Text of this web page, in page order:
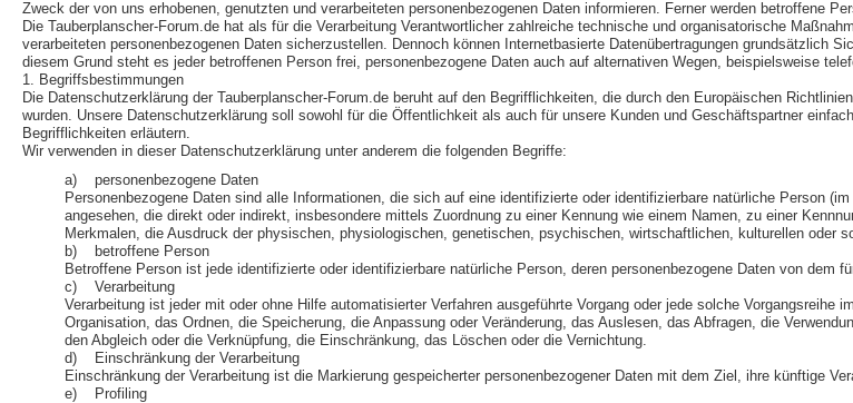
Zweck der von uns erhobenen, genutzten und verarbeiteten personenbezogenen Daten informieren. Ferner werden betroffene
Die Tauberplanscher-Forum.de hat als für die Verarbeitung Verantwortlicher zahlreiche technische und organisatorische
verarbeiteten personenbezogenen Daten sicherzustellen. Dennoch können Internetbasierte Datenübertragungen grundsätzlich
diesem Grund steht es jeder betroffenen Person frei, personenbezogene Daten auch auf alternativen Wegen, beispielsweise
1. Begriffsbestimmungen
Die Datenschutzerklärung der Tauberplanscher-Forum.de beruht auf den Begrifflichkeiten, die durch den Europäischen
wurden. Unsere Datenschutzerklärung soll sowohl für die Öffentlichkeit als auch für unsere Kunden und Geschäftspartner
Begrifflichkeiten erläutern.
Wir verwenden in dieser Datenschutzerklärung unter anderem die folgenden Begriffe:
a) personenbezogene Daten
Personenbezogene Daten sind alle Informationen, die sich auf eine identifizierte oder identifizierbare natürliche Person
angesehen, die direkt oder indirekt, insbesondere mittels Zuordnung zu einer Kennung wie einem Namen, zu einer
Merkmalen, die Ausdruck der physischen, physiologischen, genetischen, psychischen, wirtschaftlichen, kulturellen oder
b) betroffene Person
Betroffene Person ist jede identifizierte oder identifizierbare natürliche Person, deren personenbezogene Daten von dem
c) Verarbeitung
Verarbeitung ist jeder mit oder ohne Hilfe automatisierter Verfahren ausgeführte Vorgang oder jede solche
Organisation, das Ordnen, die Speicherung, die Anpassung oder Veränderung, das Auslesen, das Abfragen, die
den Abgleich oder die Verknüpfung, die Einschränkung, das Löschen oder die Vernichtung.
d) Einschränkung der Verarbeitung
Einschränkung der Verarbeitung ist die Markierung gespeicherter personenbezogener Daten mit dem Ziel, ihre künftige
e) Profiling